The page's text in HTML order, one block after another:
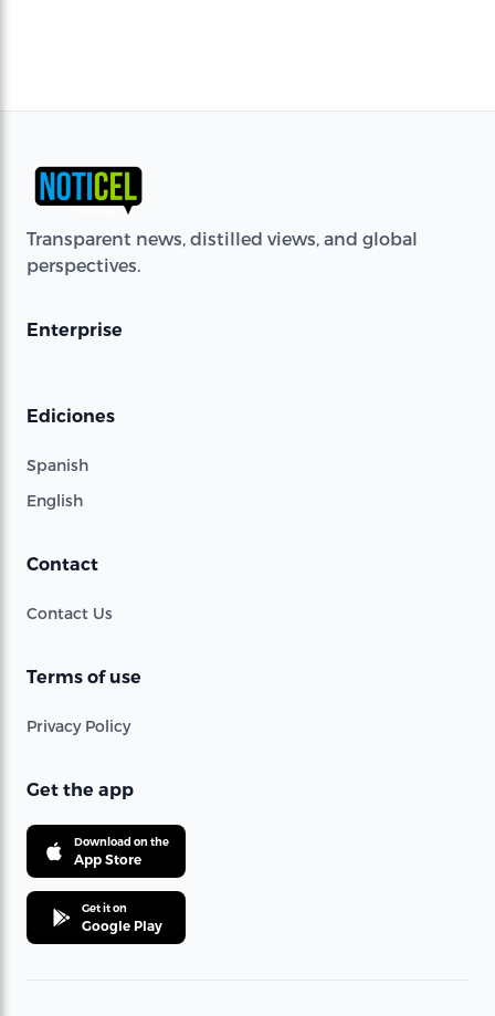
Transparent news, distilled views, and global
perspectives.
Enterprise
Ediciones
Spanish
English
Contact
Contact Us
Terms of use
Privacy Policy
Get the app
Download on the
App Store
Get it on
Google Play